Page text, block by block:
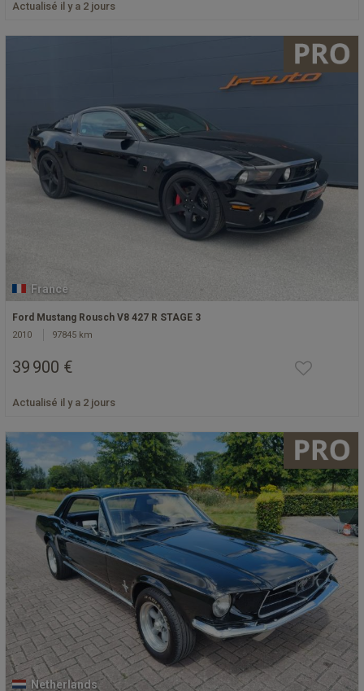
Actualisé il y a 2 jours
France
Ford Mustang Rousch V8 427 R STAGE 3
2010 97845 km
39 900 €
Actualisé il y a 2 jours
Netherlands